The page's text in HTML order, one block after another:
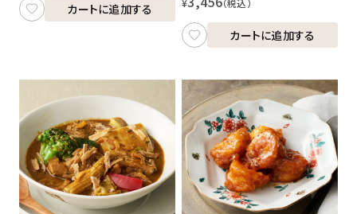
カートに追加する
カートに追加する